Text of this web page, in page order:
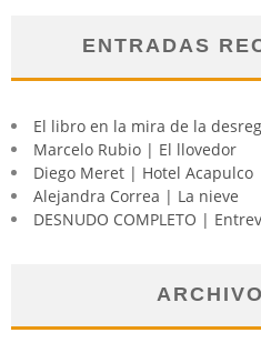
ENTRADAS
El libro en la mira de la
Marcelo Rubio | El llovedor
Diego Meret | Hotel Acapulco
Alejandra Correa | La nieve
DESNUDO COMPLETO |